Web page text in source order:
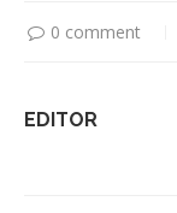
0 comment
EDITOR